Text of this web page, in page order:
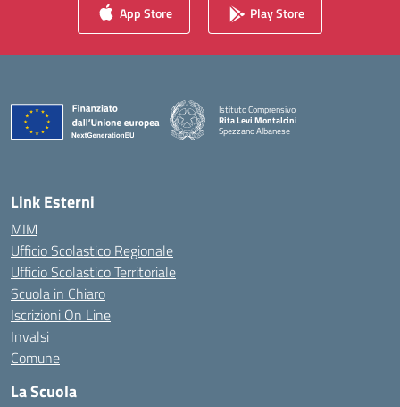
App Store Play Store
Istituto Comprensivo
Rita Levi Montalcini
Spezzano Albanese
— Visita la pagina iniziale della scuola
Link Esterni
MIM
Ufficio Scolastico Regionale
Ufficio Scolastico Territoriale
Scuola in Chiaro
Iscrizioni On Line
Invalsi
Comune
La Scuola